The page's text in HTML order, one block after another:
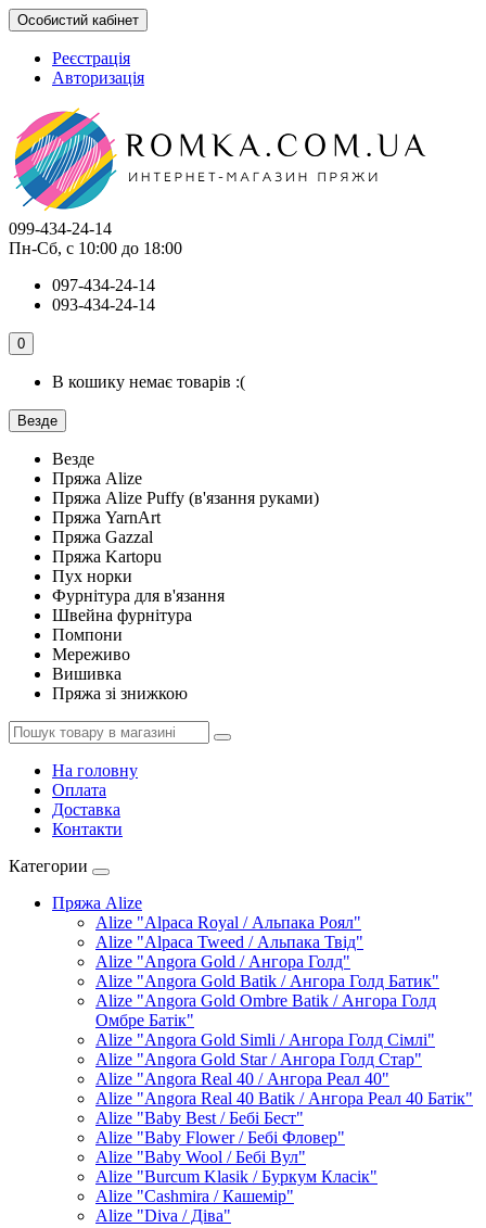
Особистий кабінет
Реєстрація
Авторизація
099-434-24-14
Пн-Сб, с 10:00 до 18:00
097-434-24-14
093-434-24-14
0
В кошику немає товарів :(
Везде
Везде
Пряжа Alize
Пряжа Alize Puffy (в'язання руками)
Пряжа YarnArt
Пряжа Gazzal
Пряжа Kartopu
Пух норки
Фурнітура для в'язання
Швейна фурнітура
Помпони
Мереживо
Вишивка
Пряжа зі знижкою
На головну
Оплата
Доставка
Контакти
Категории
Пряжа Alize
Alize "Alpaca Royal / Альпака Роял"
Alize "Alpaca Tweed / Альпака Твід"
Alize "Angora Gold / Ангора Голд"
Alize "Angora Gold Batik / Ангора Голд Батик"
Alize "Angora Gold Ombre Batik / Ангора Голд
Омбре Батік"
Alize "Angora Gold Simli / Ангора Голд Сімлі"
Alize "Angora Gold Star / Ангора Голд Стар"
Alize "Angora Real 40 / Ангора Реал 40"
Alize "Angora Real 40 Batik / Ангора Реал 40 Батік"
Alize "Baby Best / Бебі Бест"
Alize "Baby Flower / Бебі Фловер"
Alize "Baby Wool / Бебі Вул"
Alize "Burcum Klasik / Буркум Класік"
Alize "Cashmira / Кашемір"
Alize "Diva / Діва"